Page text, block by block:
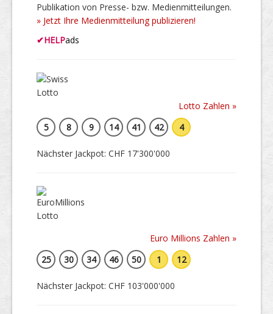
Publikation von Presse- bzw. Medienmitteilungen.
» Jetzt Ihre Medienmitteilung publizieren!
✔HELPads
Lotto Zahlen »
5
8 9 14 41 42 4
Nächster Jackpot: CHF 17'300'000
Euro Millions Zahlen »
25
30 34 46 50 1 12
Nächster Jackpot: CHF 103'000'000